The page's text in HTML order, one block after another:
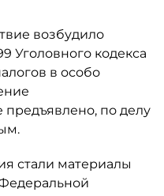
возбудило
Уголовного кодекса
в особо
по делу
стали материалы